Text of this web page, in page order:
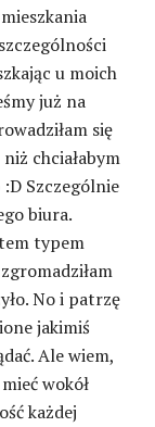
u moich
już na
się
chciałabym
Szczególnie
biura.
typem
No i patrzę
jakimiś
Ale wiem,
wokół
każdej